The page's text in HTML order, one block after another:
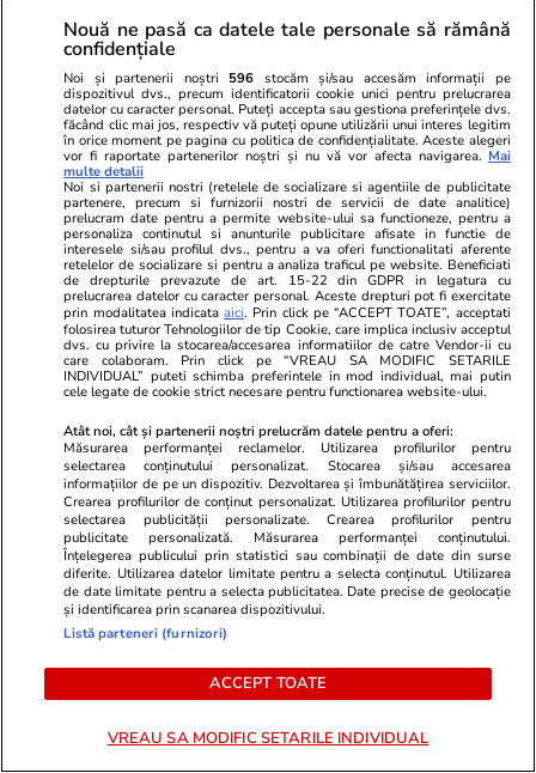
Ilie Bolojan cere economii și
spune că poate limita legal
consumul marilor companii:
„Măsură de rezervă”
Știri România 16:00
Primul oraș din România care a
stins iluminatul public după
miezul nopții. Primarul, după
avalanșa de critici negative:
„Este simplu să nu-ți pese de
nimic, să stai tolănit cu o bere în
față”
Exclusiv
Știri România 15:46
Cum a scăzut nivelul Dunării
aproape de pragul istoric și cum
vor fi folosite cele patru barje
pentru redirecționarea cursului
fluviului către Cernavodă
Nouă ne pasă ca datele tale personale să rămână
confidențiale
Noi și partenerii noștri 596 stocăm și/sau accesăm informații pe
dispozitivul dvs., precum identificatorii cookie unici pentru prelucrarea
datelor cu caracter personal. Puteți accepta sau gestiona preferințele dvs.
făcând clic mai jos, respectiv vă puteți opune utilizării unui interes legitim
în orice moment pe pagina cu politica de confidențialitate. Aceste alegeri
vor fi raportate partenerilor noștri și nu vă vor afecta navigarea. Mai
multe detalii
Noi si partenerii nostri (retelele de socializare si agentiile de publicitate
partenere, precum si furnizorii nostri de servicii de date analitice)
prelucram date pentru a permite website-ului sa functioneze, pentru a
personaliza continutul si anunturile publicitare afisate in functie de
interesele si/sau profilul dvs., pentru a va oferi functionalitati aferente
retelelor de socializare si pentru a analiza traficul pe website. Beneficiati
de drepturile prevazute de art. 15-22 din GDPR in legatura cu
prelucrarea datelor cu caracter personal. Aceste drepturi pot fi exercitate
prin modalitatea indicataaici. Prin click pe “ACCEPT TOATE”, acceptati
folosirea tuturor Tehnologiilor de tip Cookie, care implica inclusiv acceptul
dvs. cu privire la stocarea/accesarea informatiilor de catre Vendor-ii cu
care colaboram. Prin click pe “VREAU SA MODIFIC SETARILE
INDIVIDUAL” puteti schimba preferintele in mod individual, mai putin
cele legate de cookie strict necesare pentru functionarea website-ului.
Atât noi, cât și partenerii noștri prelucrăm datele pentru a oferi:
Măsurarea performanței reclamelor. Utilizarea profilurilor pentru
selectarea conținutului personalizat. Stocarea și/sau accesarea
informațiilor de pe un dispozitiv. Dezvoltarea și îmbunătățirea serviciilor.
Crearea profilurilor de conținut personalizat. Utilizarea profilurilor pentru
selectarea publicității personalizate. Crearea profilurilor pentru
publicitate personalizată. Măsurarea performanței conținutului.
Înțelegerea publicului prin statistici sau combinații de date din surse
diferite. Utilizarea datelor limitate pentru a selecta conținutul. Utilizarea
de date limitate pentru a selecta publicitatea. Date precise de geolocație
și identificarea prin scanarea dispozitivului.
Listă parteneri (furnizori)
ACCEPT TOATE
VREAU SA MODIFIC SETARILE INDIVIDUAL